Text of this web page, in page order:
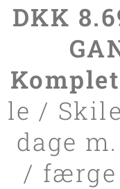
DKK
le /
dage
/ færge